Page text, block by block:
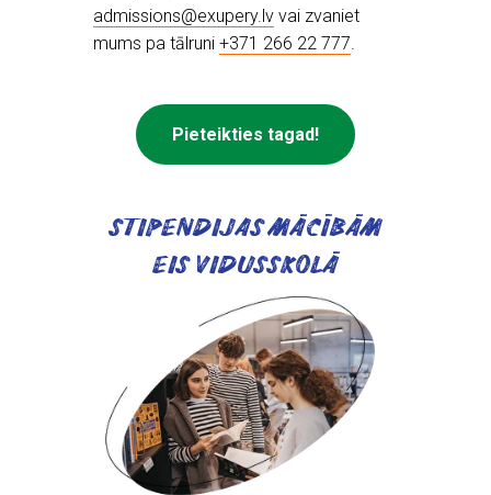
admissions@exupery.lv vai zvaniet
mums pa tālruni +371 266 22 777.
Pieteikties tagad!
STIPENDIJAS MĀCĪBĀM
EIS VIDUSSKOLĀ